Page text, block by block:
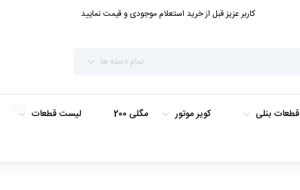
کاربر عزیز قبل از خرید استعلام موجودی و قیمت نمایید
تمام دسته ها
قطعات بنلی کویر موتور مگلی 200 لیست قطعات